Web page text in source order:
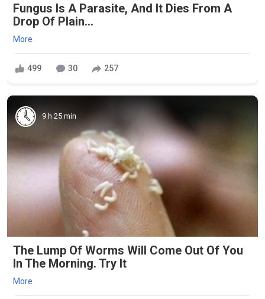
Fungus Is A Parasite, And It Dies From A
Drop Of Plain...
More
499 30 257
9 h 25 min
The Lump Of Worms Will Come Out Of You
In The Morning. Try It
More